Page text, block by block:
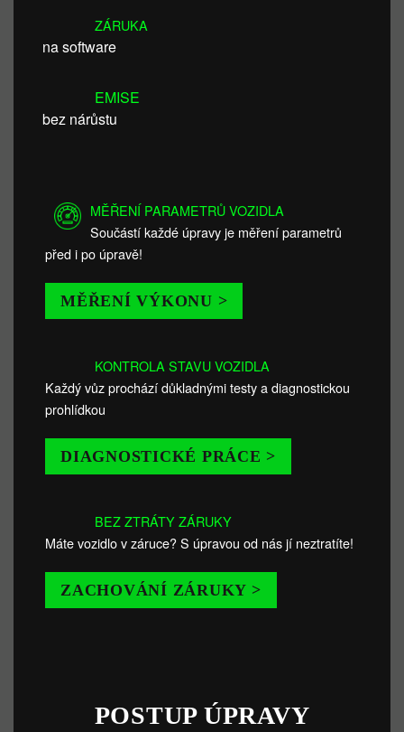
ZÁRUKA
na software
EMISE
bez nárůstu
MĚŘENÍ PARAMETRŮ VOZIDLA
Součástí každé úpravy je měření parametrů
před i po úpravě!
MĚŘENÍ VÝKONU >
KONTROLA STAVU VOZIDLA
Každý vůz prochází důkladnými testy a diagnostickou
prohlídkou
DIAGNOSTICKÉ PRÁCE >
BEZ ZTRÁTY ZÁRUKY
Máte vozidlo v záruce? S úpravou od nás jí neztratíte!
ZACHOVÁNÍ ZÁRUKY >
POSTUP ÚPRAVY